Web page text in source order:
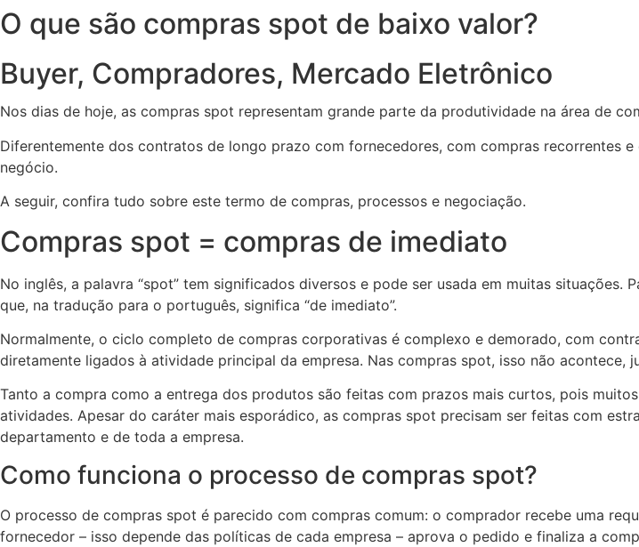
O que são compras spot de baixo valor?
Buyer, Compradores, Mercado Eletrônico
Nos dias de hoje, as compras spot representam grande parte da produtividade na área de
Diferentemente dos contratos de longo prazo com fornecedores, com compras recorrentes
negócio.
A seguir, confira tudo sobre este termo de compras, processos e negociação.
Compras spot = compras de imediato
No inglês, a palavra “spot” tem significados diversos e pode ser usada em muitas situações.
que, na tradução para o português, significa “de imediato”.
Normalmente, o ciclo completo de compras corporativas é complexo e demorado, com
diretamente ligados à atividade principal da empresa. Nas compras spot, isso não
Tanto a compra como a entrega dos produtos são feitas com prazos mais curtos, pois
atividades. Apesar do caráter mais esporádico, as compras spot precisam ser feitas com
departamento e de toda a empresa.
Como funciona o processo de compras spot?
O processo de compras spot é parecido com compras comum: o comprador recebe uma
fornecedor – isso depende das políticas de cada empresa – aprova o pedido e finaliza a